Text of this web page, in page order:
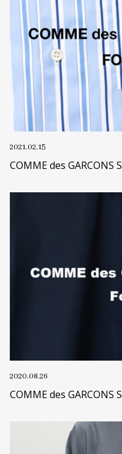
2021.02.15
COMME des GARCONS
2020.08.26
COMME des GARCONS